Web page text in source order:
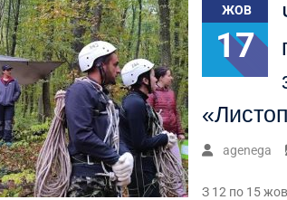
ЖОВ
17
agenega
З 12 по 15